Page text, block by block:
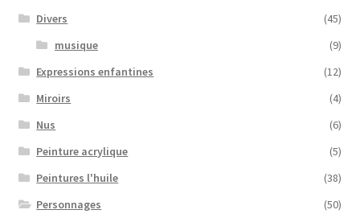
Divers
(45)
musique
(9)
Expressions enfantines
(12)
Miroirs
(4)
Nus
(6)
Peinture acrylique
(5)
Peintures l'huile
(38)
Personnages
(50)